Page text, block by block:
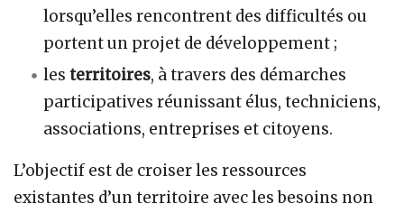
lorsqu’elles rencontrent des difficultés ou
portent un projet de développement ;
lesterritoires, à travers des démarches
participatives réunissant élus, techniciens,
associations, entreprises et citoyens.
L’objectif est de croiser les ressources
existantes d’un territoire avec les besoins non